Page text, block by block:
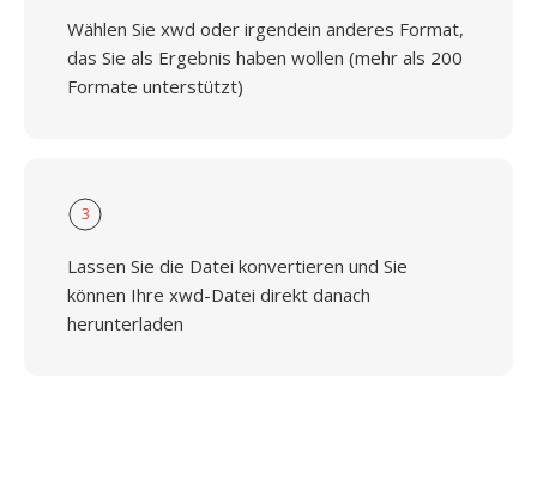
Wählen Sie xwd oder irgendein anderes Format,
das Sie als Ergebnis haben wollen (mehr als 200
Formate unterstützt)
3
Lassen Sie die Datei konvertieren und Sie
können Ihre xwd-Datei direkt danach
herunterladen